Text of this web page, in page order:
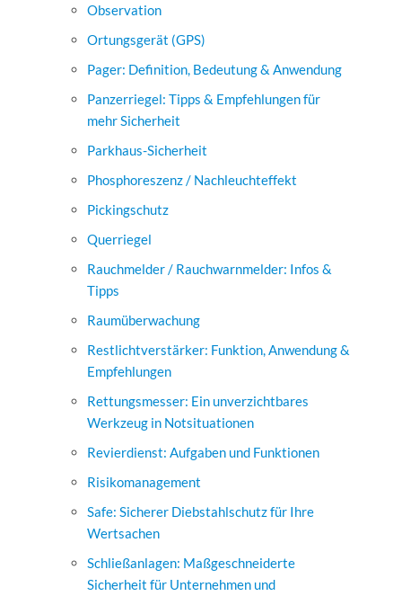
Observation
Ortungsgerät (GPS)
Pager: Definition, Bedeutung & Anwendung
Panzerriegel: Tipps & Empfehlungen für
mehr Sicherheit
Parkhaus-Sicherheit
Phosphoreszenz / Nachleuchteffekt
Pickingschutz
Querriegel
Rauchmelder / Rauchwarnmelder: Infos &
Tipps
Raumüberwachung
Restlichtverstärker: Funktion, Anwendung &
Empfehlungen
Rettungsmesser: Ein unverzichtbares
Werkzeug in Notsituationen
Revierdienst: Aufgaben und Funktionen
Risikomanagement
Safe: Sicherer Diebstahlschutz für Ihre
Wertsachen
Schließanlagen: Maßgeschneiderte
Sicherheit für Unternehmen und